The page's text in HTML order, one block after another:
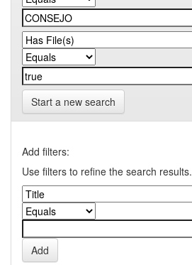
Start a new search
Add filters:
Use filters to refine the search results.